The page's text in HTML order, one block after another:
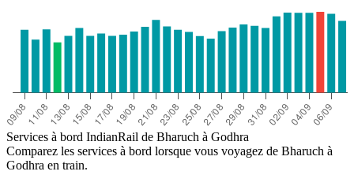
Services à bord IndianRail de Bharuch à Godhra
Comparez les services à bord lorsque vous voyagez de Bharuch à
Godhra en train.